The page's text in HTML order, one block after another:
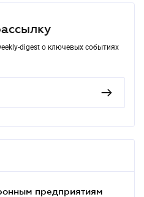
digest о ключевых событиях
предприятиям